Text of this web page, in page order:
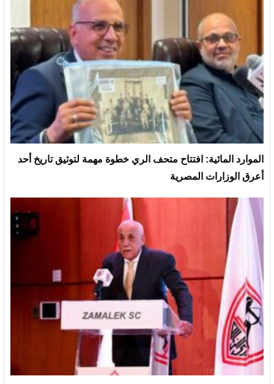
الموارد المائية: افتتاح متحف الري خطوة مهمة لتوثيق تاريخ أحد
أعرق الوزارات المصرية